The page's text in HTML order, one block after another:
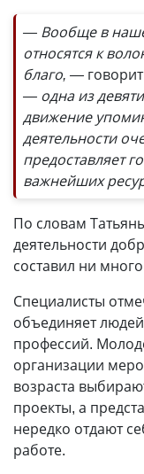
— Вообще в
относятся к
благо, —
— одна из
движение
деятельности
предоставляет
важнейших
По словам
деятельности
составил ни
Специалисты
объединяет
профессий.
организации
возраста
проекты, а
нередко отдают
работе.